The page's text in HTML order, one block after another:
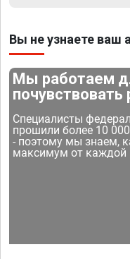
Вы не узнаете ваш
Мы работаем
почувствовать
Специалисты
прошили более 10
- поэтому мы знаем,
максимум от